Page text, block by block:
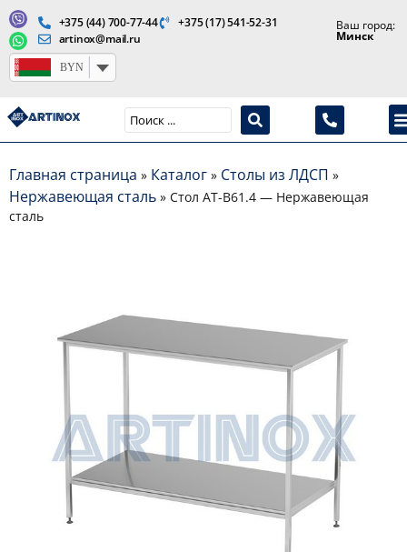
Главная страница » Каталог » Столы из ЛДСП »
Нержавеющая сталь » Стол AT-B61.4 — Нержавеющая
сталь
+375 (44) 700-77-44
+375 (17) 541-52-31
artinox@mail.ru
Ваш город:
Минск
BYN
Производство медицинской продукции и